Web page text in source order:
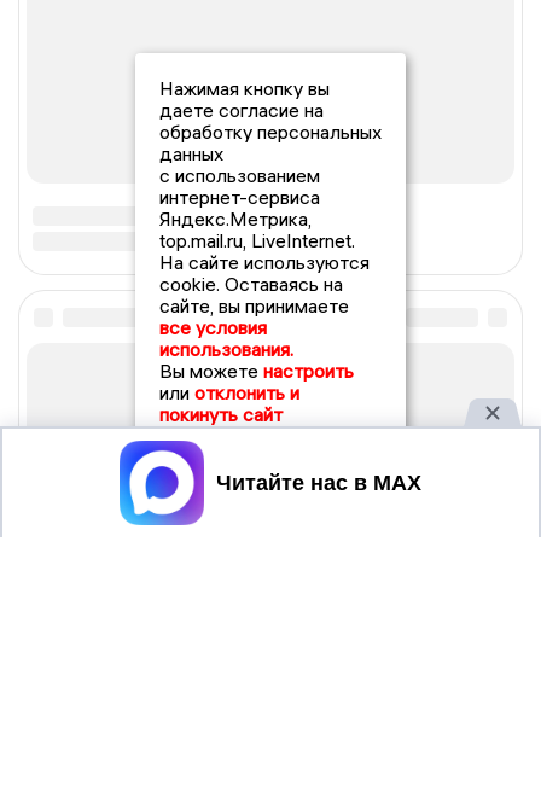
Нажимая кнопку вы
даете согласие на
обработку персональных
данных
с использованием
интернет-сервиса
Яндекс.Метрика,
top.mail.ru, LiveInternet.
На сайте используются
cookie. Оставаясь на
сайте, вы принимаете
все условия
использования.
Вы можете настроить
или отклонить и
покинуть сайт
Принять